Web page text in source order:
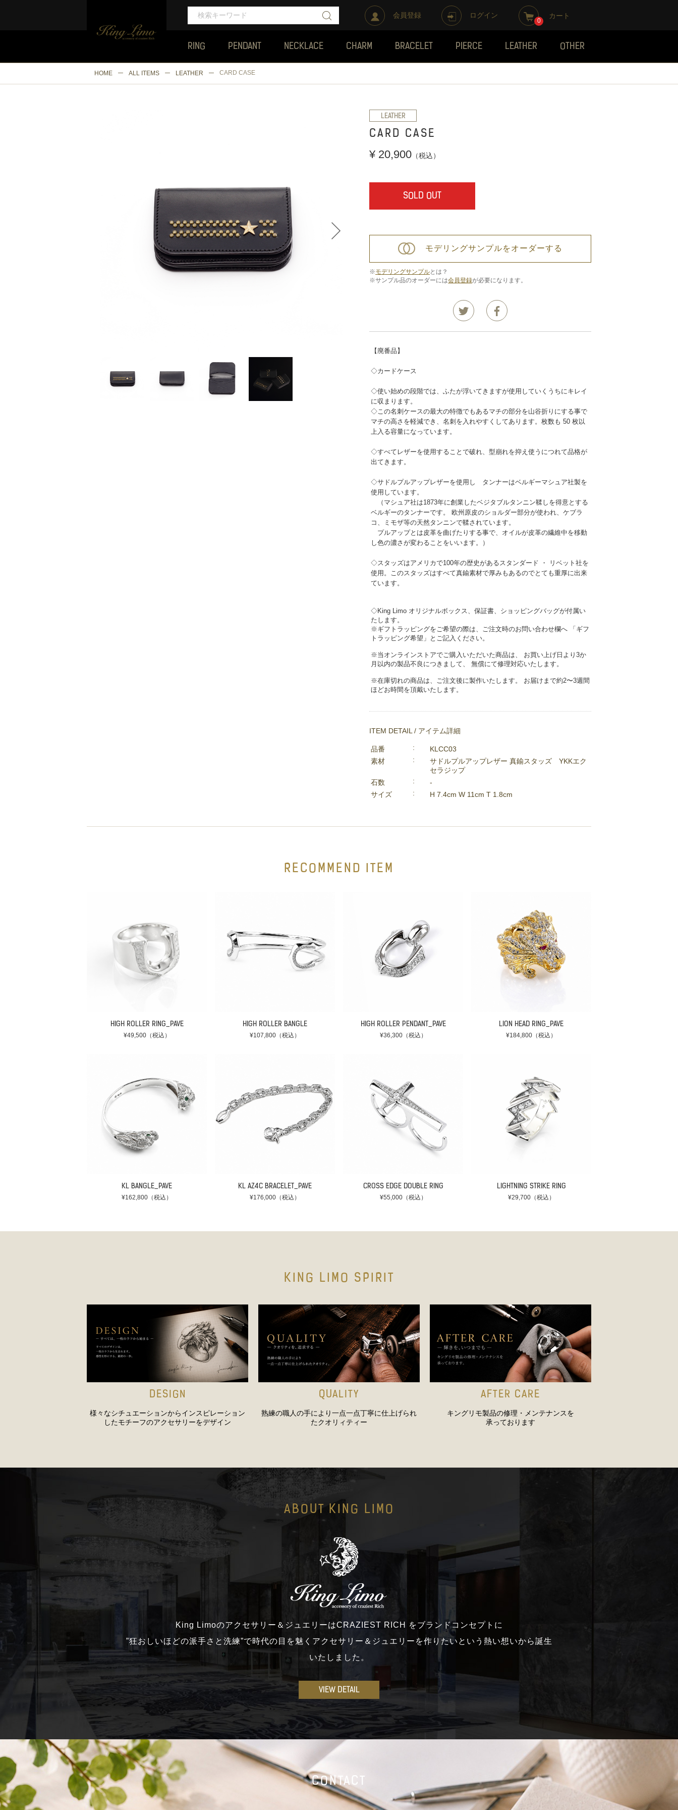
0
カート
会員登録 ログイン
RING PENDANT NECKLACE CHARM BRACELET PIERCE LEATHER OTHER
HOME ALL ITEMS LEATHER CARD CASE
LEATHER
CARD CASE
¥ 20,900 （税込）
SOLD OUT
モデリングサンプルをオーダーする
※モデリングサンプルとは？
※サンプル品のオーダーには会員登録が必要になります。
【廃番品】
◇カードケース
◇使い始めの段階では、ふたが浮いてきますが使用していくうちにキレイ
に収まります。
◇この名刺ケースの最大の特徴でもあるマチの部分を山谷折りにする事で
マチの高さを軽減でき、名刺を入れやすくしてあります。枚数も 50 枚以
上入る容量になっています。
◇すべてレザーを使用することで破れ、型崩れを抑え使うにつれて品格が
出てきます。
◇サドルプルアップレザーを使用し タンナーはベルギーマシュア社製を
使用しています。
（マシュア社は1873年に創業したベジタブルタンニン鞣しを得意とする
ベルギーのタンナーです。 欧州原皮のショルダー部分が使われ、ケブラ
コ、ミモザ等の天然タンニンで鞣されています。
プルアップとは皮革を曲げたりする事で、オイルが皮革の繊維中を移動
し色の濃さが変わることをいいます。）
◇スタッズはアメリカで100年の歴史があるスタンダード ・ リベット社を
使用。このスタッズはすべて真鍮素材で厚みもあるのでとても重厚に出来
ています。
◇King Limo オリジナルボックス、保証書、ショッピングバッグが付属い
たします。
※ギフトラッピングをご希望の際は、ご注文時のお問い合わせ欄へ 「ギフ
トラッピング希望」とご記入ください。
※当オンラインストアでご購入いただいた商品は、 お買い上げ日より3か
月以内の製品不良につきまして、 無償にて修理対応いたします。
※在庫切れの商品は、ご注文後に製作いたします。 お届けまで約2〜3週間
ほどお時間を頂戴いたします。
ITEM DETAIL / アイテム詳細
品番
KLCC03
素材
サドルプルアップレザー 真鍮スタッズ YKKエク
セラジップ
石数
-
サイズ
H 7.4cm W 11cm T 1.8cm
RECOMMEND ITEM
HIGH ROLLER RING_PAVE
¥49,500（税込）
HIGH ROLLER BANGLE
¥107,800（税込）
HIGH ROLLER PENDANT_PAVE
¥36,300（税込）
LION HEAD RING_PAVE
¥184,800（税込）
KL BANGLE_PAVE
¥162,800（税込）
KL AZ4C BRACELET_PAVE
¥176,000（税込）
CROSS EDGE DOUBLE RING
¥55,000（税込）
LIGHTNING STRIKE RING
¥29,700（税込）
KING LIMO SPIRIT
DESIGN
様々なシチュエーションからインスピレーション
したモチーフのアクセサリーをデザイン
QUALITY
熟練の職人の手により一点一点丁寧に仕上げられ
たクオリィティー
AFTER CARE
キングリモ製品の修理・メンテナンスを
承っております
ABOUT KING LIMO
King Limoのアクセサリー＆ジュエリーはCRAZIEST RICH をブランドコンセプトに
”狂おしいほどの派手さと洗練”で時代の目を魅くアクセサリー＆ジュエリーを作りたいという熱い想いから誕生
いたしました。
VIEW DETAIL
CONTACT